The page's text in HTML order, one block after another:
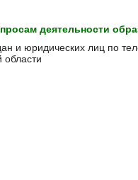
и юридических лиц по